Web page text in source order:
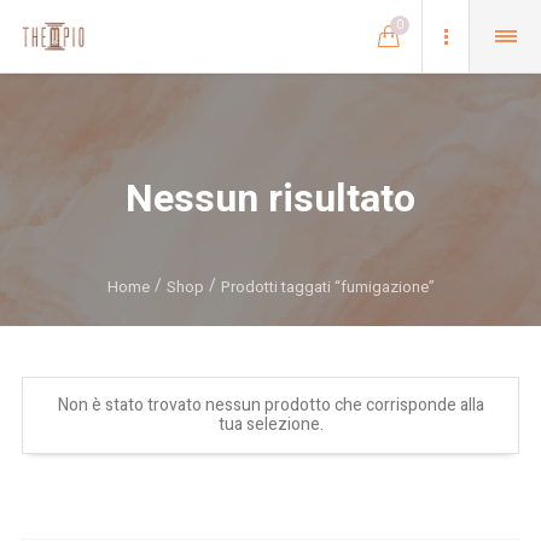
0
Nessun risultato
Home Shop Prodotti taggati “fumigazione”
Non è stato trovato nessun prodotto che corrisponde alla
tua selezione.